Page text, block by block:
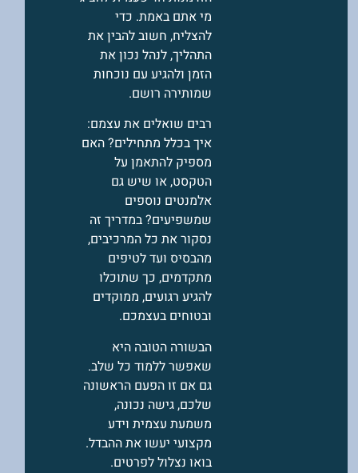
מי אתם באמת. כדי
להצליח, חשוב להבין את
התהליך, לנהל נכון את
הזמן ולהגיע עם נוכחות
שמותירה רושם.
רבים שואלים את עצמם:
איך בכלל מתחילים? האם
מספיק להתאמן על
הטקסט, או שיש גם
אלמנטים נוספים
שמשפיעים? במדריך זה
נסקור את כל המרכיבים,
מהבסיס ועד לטיפים
מתקדמים, כך שתוכלו
להגיע רגועים, ממוקדים
ובטוחים בעצמכם.
הבשורה הטובה היא
שאפשר ללמוד כל שלב.
גם אם זו הפעם הראשונה
שלכם, גישה נכונה,
משמעת עצמית וידע
מקצועי יעשו את ההבדל.
בואו נצלול לפרטים.